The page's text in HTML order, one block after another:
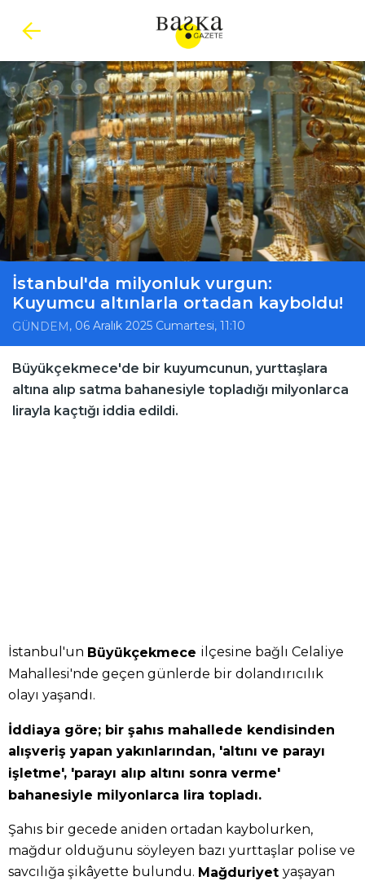
İstanbul'da milyonluk vurgun:
Kuyumcu altınlarla ortadan kayboldu!
GÜNDEM, 06 Aralık 2025 Cumartesi, 11:10
Büyükçekmece'de bir kuyumcunun, yurttaşlara
altına alıp satma bahanesiyle topladığı milyonlarca
lirayla kaçtığı iddia edildi.
İstanbul'un Büyükçekmece ilçesine bağlı Celaliye
Mahallesi'nde geçen günlerde bir dolandırıcılık
olayı yaşandı.
İddiaya göre; bir şahıs mahallede kendisinden
alışveriş yapan yakınlarından, 'altını ve parayı
işletme', 'parayı alıp altını sonra verme'
bahanesiyle milyonlarca lira topladı.
Şahıs bir gecede aniden ortadan kaybolurken,
mağdur olduğunu söyleyen bazı yurttaşlar polise ve
savcılığa şikâyette bulundu. Mağduriyet yaşayan